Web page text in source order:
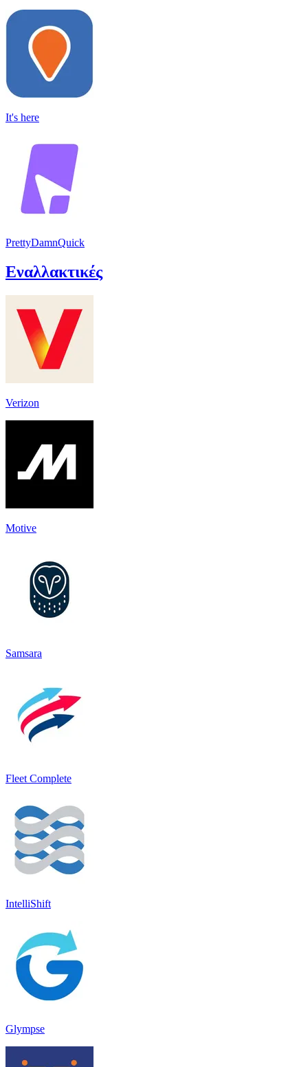
It's here
PrettyDamnQuick
Εναλλακτικές
Verizon
Motive
Samsara
Fleet Complete
IntelliShift
Glympse